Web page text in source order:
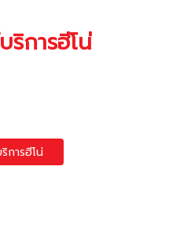
การฮีโน่
การฮีโน่